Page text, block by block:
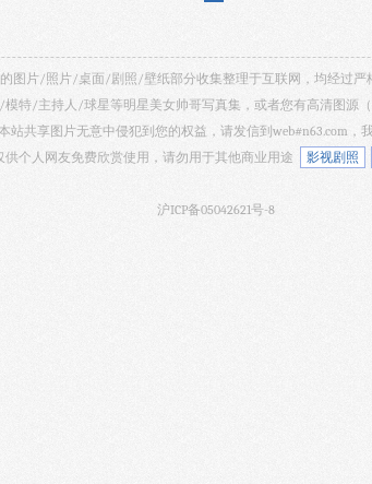
图片/照片/桌面/剧照/壁纸部分收集整理于互联网，均经过
特/主持人/球星等明星美女帅哥写真集，或者您有高清图源
站共享图片无意中侵犯到您的权益，请发信到web#n63.com，
供个人网友免费欣赏使用，请勿用于其他商业用途
影视剧照
沪ICP备05042621号-8